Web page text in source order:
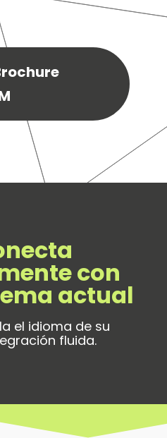
con
actual
el idioma de su
fluida.